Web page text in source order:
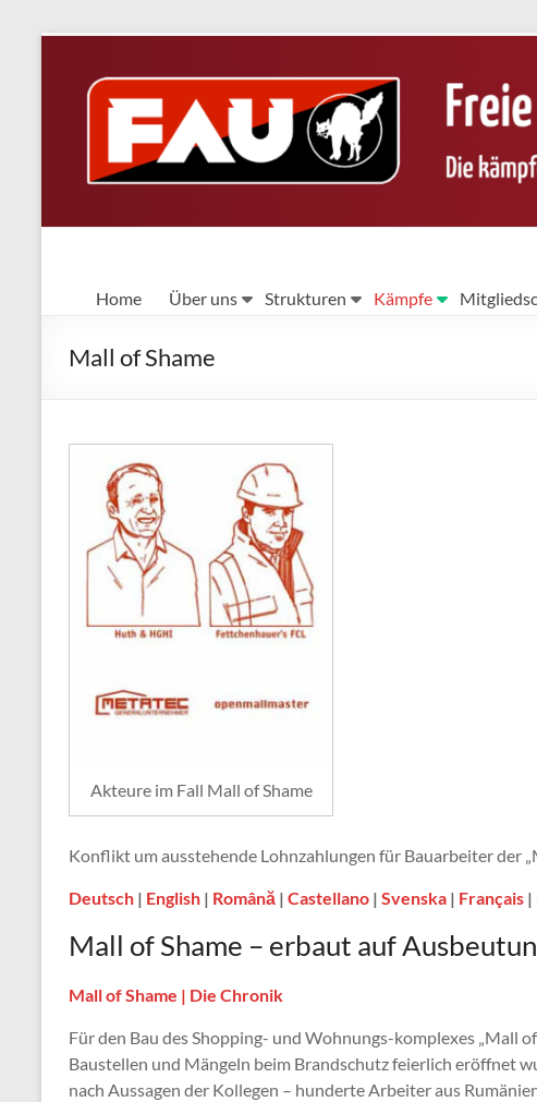
Zum
springen
Berlin
Die
Home Über uns Strukturen Kämpfe
Mall of Shame
Akteure im Fall Mall of Shame
Konflikt um ausstehende Lohnzahlungen für Bauarbeiter der
Deutsch | English | Română | Castellano | Svenska | Français |
Mall of Shame – erbaut auf
Mall of Shame | Die Chronik
Für den Bau des Shopping- und Wohnungs-komplexes „Mall
Baustellen und Mängeln beim Brandschutz feierlich eröffnet
nach Aussagen der Kollegen – hunderte Arbeiter aus